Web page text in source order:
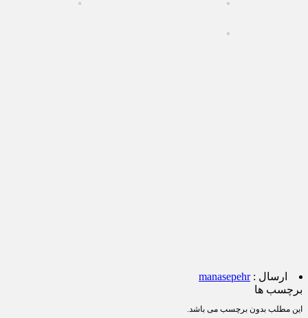
ارسال :manasepehr
برچسب ها
این مطلب بدون برچسب می باشد.